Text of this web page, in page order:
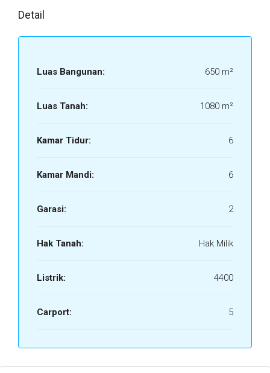
Detail
Luas Bangunan: 650 m²
Luas Tanah: 1080 m²
Kamar Tidur: 6
Kamar Mandi: 6
Garasi: 2
Hak Tanah: Hak Milik
Listrik: 4400
Carport: 5